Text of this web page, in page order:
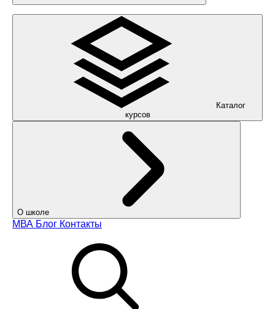
Каталог
курсов
О школе
МВА Блог Контакты